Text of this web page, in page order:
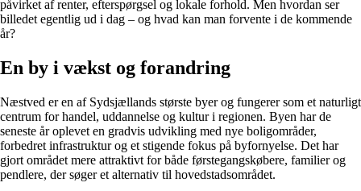
påvirket af renter, efterspørgsel og lokale forhold. Men hvordan ser
billedet egentlig ud i dag – og hvad kan man forvente i de kommende
år?
En by i vækst og forandring
Næstved er en af Sydsjællands største byer og fungerer som et naturligt
centrum for handel, uddannelse og kultur i regionen. Byen har de
seneste år oplevet en gradvis udvikling med nye boligområder,
forbedret infrastruktur og et stigende fokus på byfornyelse. Det har
gjort området mere attraktivt for både førstegangskøbere, familier og
pendlere, der søger et alternativ til hovedstadsområdet.